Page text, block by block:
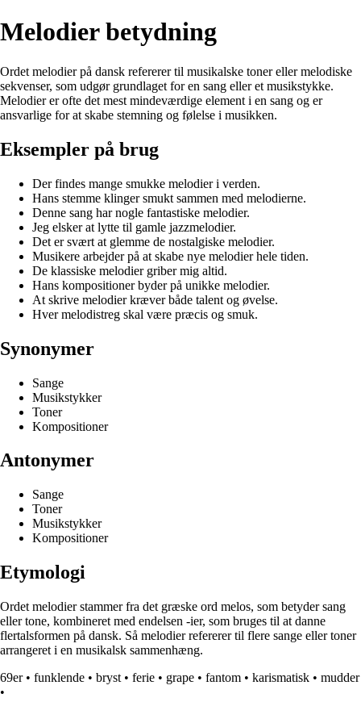
Melodier betydning
Ordet melodier på dansk refererer til musikalske toner eller melodiske
sekvenser, som udgør grundlaget for en sang eller et musikstykke.
Melodier er ofte det mest mindeværdige element i en sang og er
ansvarlige for at skabe stemning og følelse i musikken.
Eksempler på brug
Der findes mange smukke melodier i verden.
Hans stemme klinger smukt sammen med melodierne.
Denne sang har nogle fantastiske melodier.
Jeg elsker at lytte til gamle jazzmelodier.
Det er svært at glemme de nostalgiske melodier.
Musikere arbejder på at skabe nye melodier hele tiden.
De klassiske melodier griber mig altid.
Hans kompositioner byder på unikke melodier.
At skrive melodier kræver både talent og øvelse.
Hver melodistreg skal være præcis og smuk.
Synonymer
Sange
Musikstykker
Toner
Kompositioner
Antonymer
Sange
Toner
Musikstykker
Kompositioner
Etymologi
Ordet melodier stammer fra det græske ord melos, som betyder sang
eller tone, kombineret med endelsen -ier, som bruges til at danne
flertalsformen på dansk. Så melodier refererer til flere sange eller toner
arrangeret i en musikalsk sammenhæng.
69er• funklende • bryst • ferie • grape • fantom • karismatisk • mudder
•